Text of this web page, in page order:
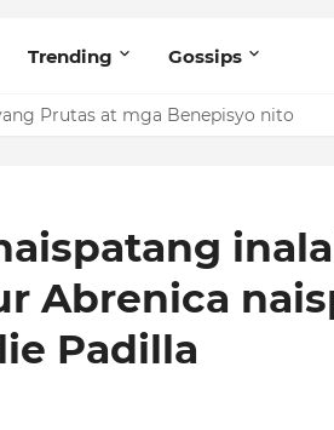
Trending Gossips
Prutas at mga Benepisyo nito
Abrenica
Padilla